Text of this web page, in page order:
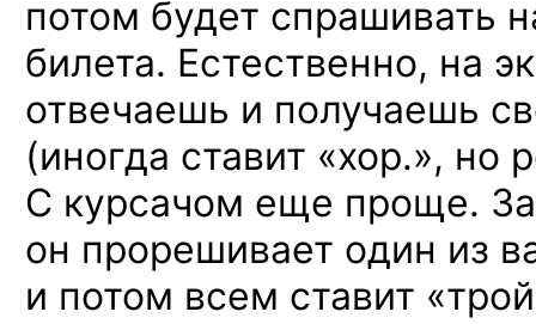
потом будет спрашивать
билета. Естественно, на
отвечаешь и получаешь
(иногда ставит «хор.», но
С курсачом еще проще.
он прорешивает один из
и потом всем ставит